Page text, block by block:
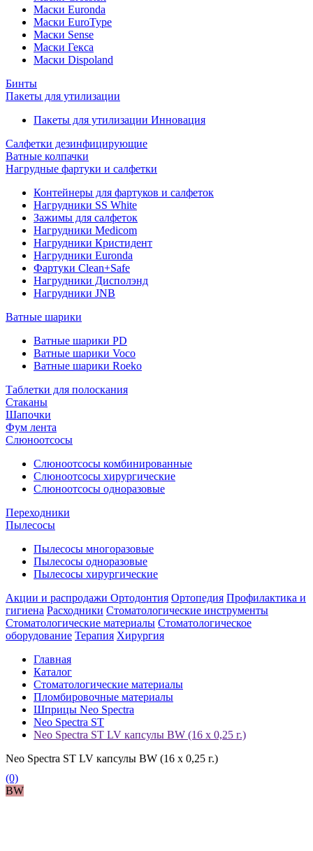
Маски Euronda
Маски EuroType
Маски Sense
Маски Гекса
Маски Dispoland
Бинты
Пакеты для утилизации
Пакеты для утилизации Инновация
Салфетки дезинфицирующие
Ватные колпачки
Нагрудные фартуки и салфетки
Контейнеры для фартуков и салфеток
Нагрудники SS White
Зажимы для салфеток
Нагрудники Medicom
Нагрудники Кристидент
Нагрудники Euronda
Фартуки Clean+Safe
Нагрудники Дисполэнд
Нагрудники JNB
Ватные шарики
Ватные шарики PD
Ватные шарики Voco
Ватные шарики Roeko
Таблетки для полоскания
Стаканы
Шапочки
Фум лента
Слюноотсосы
Слюноотсосы комбинированные
Слюноотсосы хирургические
Слюноотсосы одноразовые
Переходники
Пылесосы
Пылесосы многоразовые
Пылесосы одноразовые
Пылесосы хирургические
Акции и распродажи Ортодонтия Ортопедия Профилактика и
гигиена Расходники Стоматологические инструменты
Стоматологические материалы Стоматологическое
оборудование Терапия Хирургия
Главная
Каталог
Стоматологические материалы
Пломбировочные материалы
Шприцы Neo Spectra
Neo Spectra ST
Neo Spectra ST LV капсулы BW (16 x 0,25 г.)
Neo Spectra ST LV капсулы BW (16 x 0,25 г.)
(0)
BW